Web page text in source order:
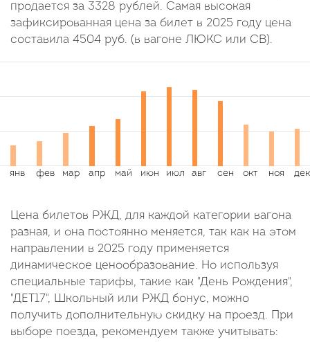
продается за 3328 рублей. Самая высокая
зафиксированная цена за билет в 2025 году цена
составила 4504 руб. (в вагоне ЛЮКС или СВ).
Цена билетов РЖД, для каждой категории вагона
разная, и она постоянно меняется, так как на этом
направлении в 2025 году применяется
динамическое ценообразование. Но используя
специальные тарифы, такие как "День Рождения",
"ДЕТ17", Школьный или РЖД бонус, можно
получить дополнительную скидку на проезд. При
выборе поезда, рекомендуем также учитывать: